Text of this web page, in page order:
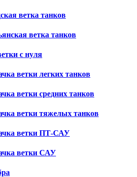
ветка танков
ветка танков
с нуля
ветки легких танков
ветки средних танков
ветки тяжелых танков
ветки ПТ-САУ
ветки САУ